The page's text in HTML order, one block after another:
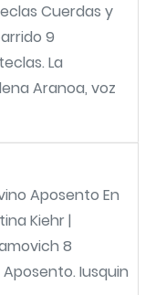
Cuerdas y
9
La
Aranoa, voz
Aposento En
Kiehr |
8
Aposento. Iusquin